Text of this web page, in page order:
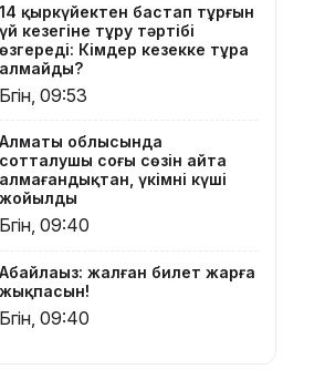
Міне,
жаңалық:
ERG
акциялары
Қазынаға»
өтті
АҚШ-тың
қолдауымен
Венесуэлада
билік пен
оппозиция
келіссөзге
14 қыркүйектен бастап тұрғын
үй кезегіне тұру тәртібі
өзгереді: Кімдер кезекке тұра
алмайды?
Бүгін, 09:53
Алматы облысында
сотталушы соңғы сөзін айта
алмағандықтан, үкімнің күші
жойылды
Бүгін, 09:40
Абайлаңыз: жалған билет жарға
жықпасын!
Бүгін, 09:40